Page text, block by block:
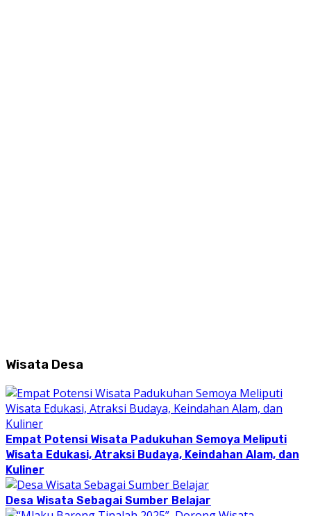
Wisata Desa
Empat Potensi Wisata Padukuhan Semoya Meliputi
Wisata Edukasi, Atraksi Budaya, Keindahan Alam, dan
Kuliner
Desa Wisata Sebagai Sumber Belajar